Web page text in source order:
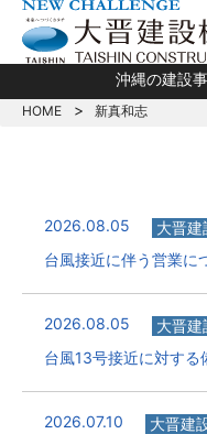
沖縄の建設
HOME 新真和志
2026.08.05
大晋建
台風接近に伴う営業に
2026.08.05
大晋建
台風13号接近に対する
2026.07.10
大晋建